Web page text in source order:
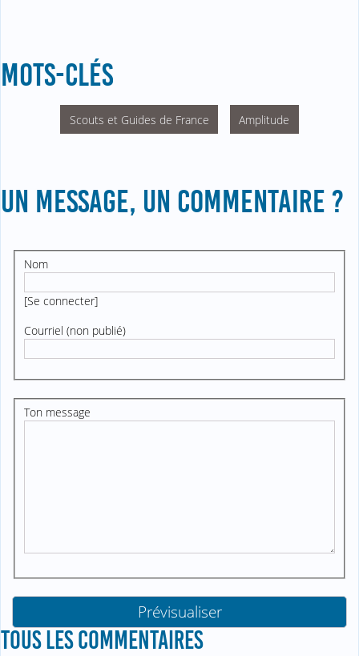
MOTS-CLÉS
Scouts et Guides de France Amplitude
UN MESSAGE, UN COMMENTAIRE ?
Nom
[Se connecter]
Courriel (non publié)
Ton message
TOUS LES COMMENTAIRES